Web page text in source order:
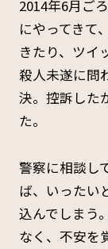
2014年6月ご
にやってきて
きたり、ツイ
殺人未遂に問
決。控訴した
た。
警察に相談し
ば、いったい
込んでしまう
なく、不安を